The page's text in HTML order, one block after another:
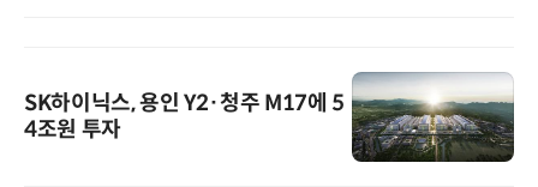
SK하이닉스, 용인 Y2·청주 M17에 5
4조원 투자